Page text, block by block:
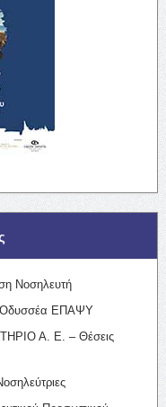
Νοσηλευτή
Οδυσσέα ΕΠΑΨΥ
Α. Ε. – Θέσεις